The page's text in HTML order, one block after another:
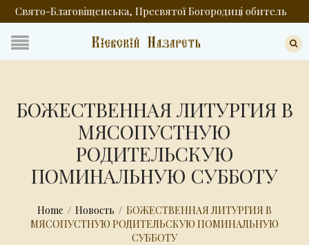
Свято-Благовіщенська, Пресвятої Богородиці обитель
БОЖЕСТВЕННАЯ ЛИТУРГИЯ В
МЯСОПУСТНУЮ
РОДИТЕЛЬСКУЮ
ПОМИНАЛЬНУЮ СУББОТУ
Home / Новость / БОЖЕСТВЕННАЯ ЛИТУРГИЯ В
МЯСОПУСТНУЮ РОДИТЕЛЬСКУЮ ПОМИНАЛЬНУЮ
СУББОТУ